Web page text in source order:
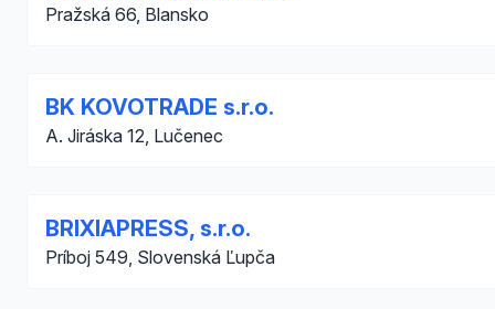
Pražská 66, Blansko
BK KOVOTRADE s.r.o.
A. Jiráska 12, Lučenec
BRIXIAPRESS, s.r.o.
Príboj 549, Slovenská Ľupča